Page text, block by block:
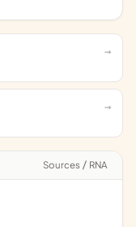
Sources / RNA